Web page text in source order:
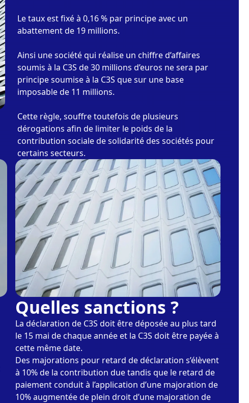
Le taux est fixé à 0,16 % par principe avec un
abattement de 19 millions.
Ainsi une société qui réalise un chiffre d’affaires
soumis à la C3S de 30 millions d’euros ne sera par
principe soumise à la C3S que sur une base
imposable de 11 millions.
Cette règle, souffre toutefois de plusieurs
dérogations afin de limiter le poids de la
contribution sociale de solidarité des sociétés pour
certains secteurs.
Quelles sanctions ?
La déclaration de C3S doit être déposée au plus tard
le 15 mai de chaque année et la C3S doit être payée à
cette même date.
Des majorations pour retard de déclaration s’élèvent
à 10% de la contribution due tandis que le retard de
paiement conduit à l’application d’une majoration de
10% augmentée de plein droit d’une majoration de